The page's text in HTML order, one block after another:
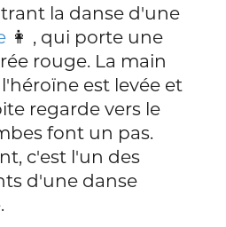
la danse d'une
👩 , qui porte une
rouge. La main
est levée et
regarde vers le
font un pas.
c'est l'un des
d'une danse